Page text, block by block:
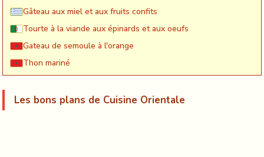
Gâteau aux miel et aux fruits confits
Tourte à la viande aux épinards et aux oeufs
Gateau de semoule à l'orange
Thon mariné
Les bons plans de Cuisine Orientale